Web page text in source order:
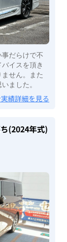
だらけで不
イスを頂き
せん。また
ました。
績詳細を見る
(2024年式)